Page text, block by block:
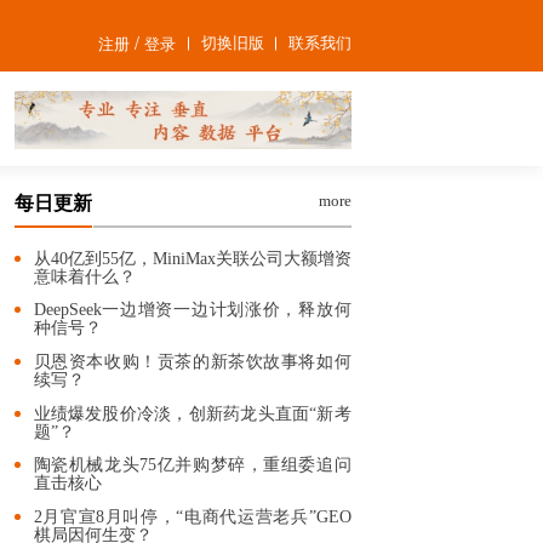
联系我们
切换旧版
注册 /登录
每日更新 more
从40亿到55亿，MiniMax关联公司大额增资
意味着什么？
DeepSeek一边增资一边计划涨价，释放何
种信号？
贝恩资本收购！贡茶的新茶饮故事将如何
续写？
业绩爆发股价冷淡，创新药龙头直面“新考
题”？
陶瓷机械龙头75亿并购梦碎，重组委追问
直击核心
2月官宣8月叫停，“电商代运营老兵”GEO
棋局因何生变？